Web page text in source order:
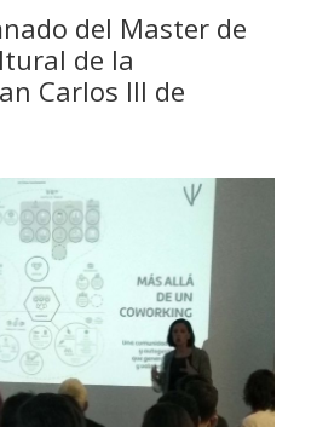
del Master de
de la
Carlos III de